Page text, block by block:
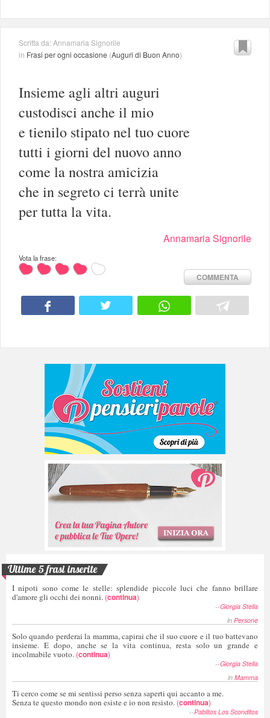
Scritta da: Annamaria Signorile
in Frasi per ogni occasione (Auguri di Buon Anno)
Insieme agli altri auguri
custodisci anche il mio
e tienilo stipato nel tuo cuore
tutti i giorni del nuovo anno
come la nostra amicizia
che in segreto ci terrà unite
per tutta la vita.
Annamaria Signorile
Vota la frase:
COMMENTA
Ultime 5 frasi inserite
I nipoti sono come le stelle: splendide piccole luci che fanno brillare
d'amore gli occhi dei nonni. (continua)
--Giorgia Stella
in Persone
Solo quando perderai la mamma, capirai che il suo cuore e il tuo battevano
insieme. E dopo, anche se la vita continua, resta solo un grande e
incolmabile vuoto. (continua)
--Giorgia Stella
in Mamma
Ti cerco come se mi sentissi perso senza saperti qui accanto a me.
Senza te questo mondo non esiste e io non resisto. (continua)
--Pablitos Los Sconditos